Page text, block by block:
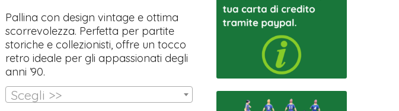
Pallina con design vintage e ottima
scorrevolezza. Perfetta per partite
storiche e collezionisti, offre un tocco
retro ideale per gli appassionati degli
anni ’90.
Scegli >>